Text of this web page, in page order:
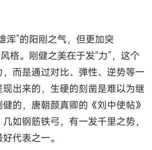
浑”的阳刚之气，但更加突
格。刚健之美在于发“力”，这个
而是通过对比、弹性、逆势等一
出来的，生硬的刻凿是难以为继
的，唐朝颜真卿的《刘中使帖》
如钢筋铁弓，有一发千里之势，
代表之一。